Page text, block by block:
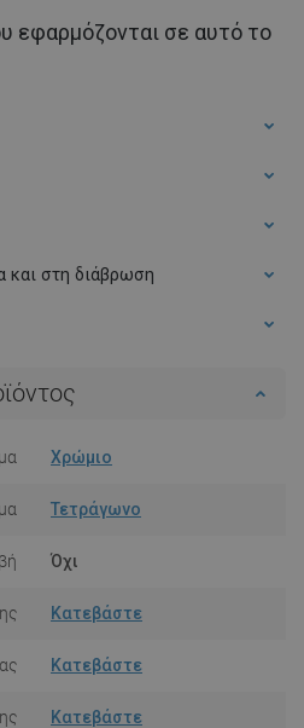
εφαρμόζονται σε αυτό το
στη διάβρωση
Χρώμιο
Τετράγωνο
Όχι
Κατεβάστε
Κατεβάστε
Κατεβάστε